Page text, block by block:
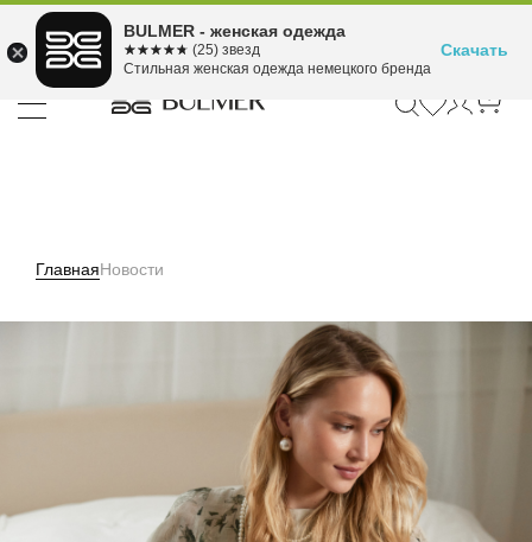
Подели оплату на 4
платежа ⓘ
Для покупок от 300 ₽ до 30,000 ₽
ГлавнаяНовости
BULMER - женская одежда
☆☆☆☆☆
★★★★★ (25) звезд
Стильная женская одежда немецкого бренда
Скачать